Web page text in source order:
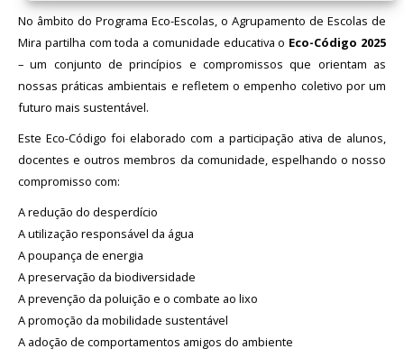
No âmbito do Programa Eco-Escolas, o Agrupamento de Escolas de
Mira partilha com toda a comunidade educativa o Eco-Código 2025
– um conjunto de princípios e compromissos que orientam as
nossas práticas ambientais e refletem o empenho coletivo por um
futuro mais sustentável.
Este Eco-Código foi elaborado com a participação ativa de alunos,
docentes e outros membros da comunidade, espelhando o nosso
compromisso com:
A redução do desperdício
A utilização responsável da água
A poupança de energia
A preservação da biodiversidade
A prevenção da poluição e o combate ao lixo
A promoção da mobilidade sustentável
A adoção de comportamentos amigos do ambiente